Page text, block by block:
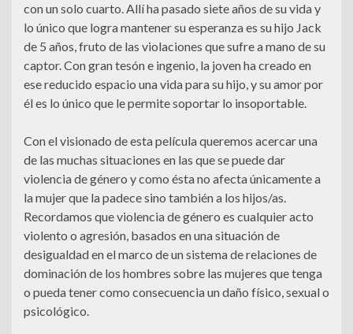
con un solo cuarto. Allí ha pasado siete años de su vida y
lo único que logra mantener su esperanza es su hijo Jack
de 5 años, fruto de las violaciones que sufre a mano de su
captor. Con gran tesón e ingenio, la joven ha creado en
ese reducido espacio una vida para su hijo, y su amor por
él es lo único que le permite soportar lo insoportable.
Con el visionado de esta película queremos acercar una
de las muchas situaciones en las que se puede dar
violencia de género y como ésta no afecta únicamente a
la mujer que la padece sino también a los hijos/as.
Recordamos que violencia de género es cualquier acto
violento o agresión, basados en una situación de
desigualdad en el marco de un sistema de relaciones de
dominación de los hombres sobre las mujeres que tenga
o pueda tener como consecuencia un daño físico, sexual o
psicológico.